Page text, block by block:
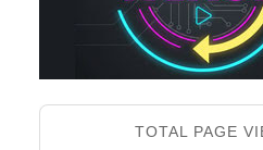
TOTAL PAGE